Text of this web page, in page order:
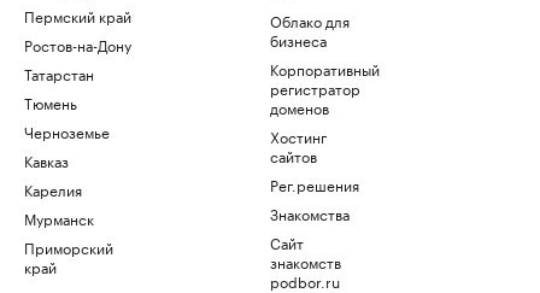
Пермский край
Ростов-на-Дону
Татарстан
Тюмень
Черноземье
Кавказ
Карелия
Мурманск
Приморский
край
Облако для
бизнеса
Корпоративный
регистратор
доменов
Хостинг
сайтов
Рег.решения
Знакомства
Сайт
знакомств
podbor.ru